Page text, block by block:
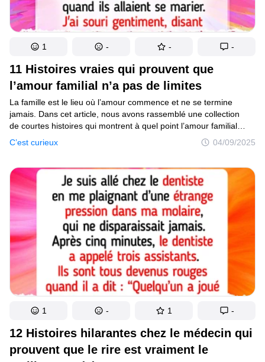
11 Histoires vraies qui prouvent que
l’amour familial n’a pas de limites
C’est curieux 04/09/2025
La famille est le lieu où l’amour commence et ne se termine
jamais. Dans cet article, nous avons rassemblé une collection
de courtes histoires qui montrent à quel point l’amour familial
peut être puissant et inconditionnel. Des petites attentions aux
grands sacrifices, ces moments émouvants nous rappellent que
à sourire, à verser une larme, et à ressentir toutes les émotions
en lisant ces histoires touchantes qui prouvent que l’amour
familial n’a vraiment aucune limite.
1 - - -
12 Histoires hilarantes chez le médecin qui
prouvent que le rire est vraiment le
1 - 1 -